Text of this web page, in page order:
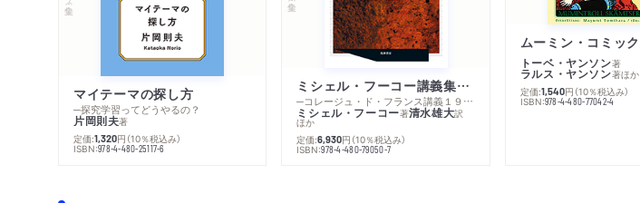
マイテーマの探し方
─探究学習ってどうやるの？
片岡則夫著
定価:1,320円 （10％税込み）
ISBN:978-4-480-25117-6
ミシェル・フーコー講義集成１０ 主体性と真理
─コレージュ・ド・フランス講義１９８０－１９８１年度
ミシェル・フーコー著清水雄大訳
ほか
定価:6,930円 （10％税込み）
ISBN:978-4-480-79050-7
トーベ・ヤンソン著
ラルス・ヤンソン著ほか
定価:1,540円 （10％税込み）
ISBN:978-4-480-77042-4